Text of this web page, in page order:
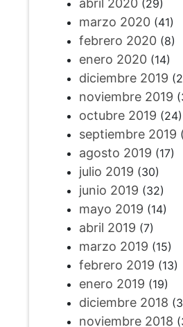
abril 2020(29)
marzo 2020(41)
febrero 2020(8)
enero 2020(14)
diciembre 2019
noviembre 2019
octubre 2019 (24)
septiembre 2019
agosto 2019 (17)
julio 2019 (30)
junio 2019 (32)
mayo 2019 (14)
abril 2019 (7)
marzo 2019 (15)
febrero 2019 (13)
enero 2019 (19)
diciembre 2018
noviembre 2018